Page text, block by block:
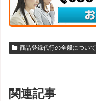
商品登録代行の全般について
関連記事